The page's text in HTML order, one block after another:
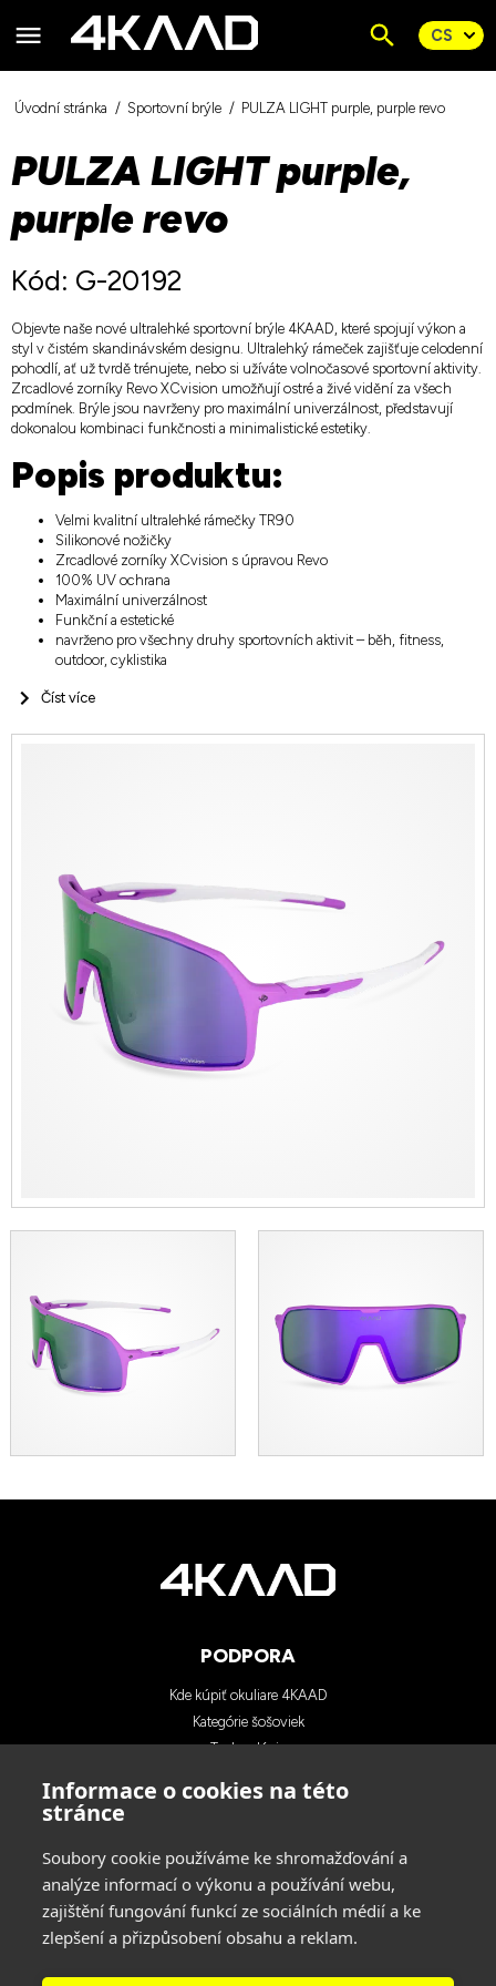
Informace o cookies na této
stránce
Soubory cookie používáme ke shromažďování a
analýze informací o výkonu a používání webu,
zajištění fungování funkcí ze sociálních médií a ke
zlepšení a přizpůsobení obsahu a reklam.
Úvodní stránka Sportovní brýle PULZA LIGHT purple, purple revo
PULZA LIGHT purple,
purple revo
Kód: G-20192
Objevte naše nové ultralehké sportovní brýle 4KAAD, které spojují výkon a
styl v čistém skandinávském designu. Ultralehký rámeček zajišťuje celodenní
pohodlí, ať už tvrdě trénujete, nebo si užíváte volnočasové sportovní aktivity.
Zrcadlové zorníky Revo XCvision umožňují ostré a živé vidění za všech
podmínek. Brýle jsou navrženy pro maximální univerzálnost, představují
dokonalou kombinaci funkčnosti a minimalistické estetiky.
Popis produktu:
Velmi kvalitní ultralehké rámečky TR90
Silikonové nožičky
Zrcadlové zorníky XCvision s úpravou Revo
100% UV ochrana
Maximální univerzálnost
Funkční a estetické
navrženo pro všechny druhy sportovních aktivit – běh, fitness,
outdoor, cyklistika
Číst více
PODPORA
Kde kúpiť okuliare 4KAAD
Kategórie šošoviek
Technológia
Kontakty
KONTAKTY
INA SPORT spol. s r.o.
Adresa: Hlavní 729/114, 664 31 Lelekovice,